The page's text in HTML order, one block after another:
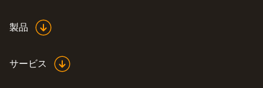
製品
サービス